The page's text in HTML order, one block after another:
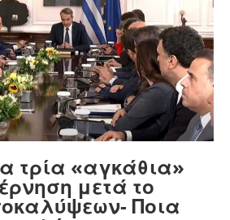
τρία «αγκάθια»
μετά το
Ποια